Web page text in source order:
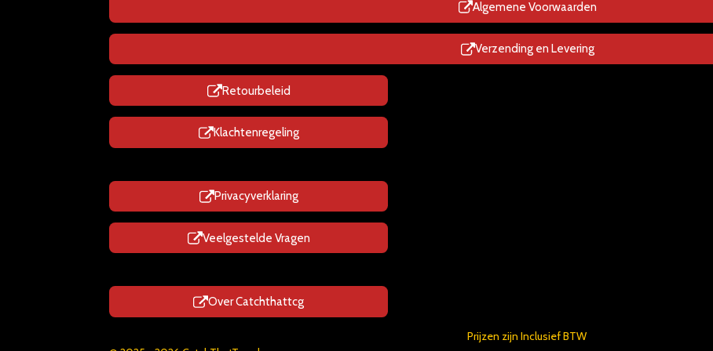
p
Algemene Voorwaarden
Verzending en Levering
Retourbeleid
Klachtenregeling
Privacyverklaring
Veelgestelde Vragen
Over Catchthattcg
Prijzen zijn Inclusief BTW